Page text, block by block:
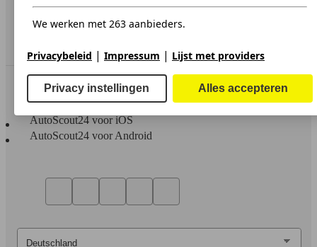
Service
In contact te blijven
AutoScout24 voor iOS
AutoScout24 voor Android
We werken met 263 aanbieders.
Privacybeleid | Impressum | Lijst met providers
Privacy instellingen Alles accepteren